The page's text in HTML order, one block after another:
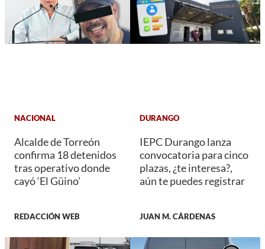
NACIONAL
Alcalde de Torreón
confirma 18 detenidos
tras operativo donde
cayó ‘El Güino’
REDACCIÓN WEB
DURANGO
IEPC Durango lanza
convocatoria para cinco
plazas, ¿te interesa?,
aún te puedes registrar
JUAN M. CÁRDENAS